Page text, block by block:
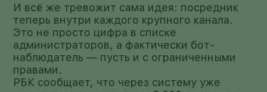
И всё же тревожит сама идея: посредник
теперь внутри каждого крупного канала.
Это не просто цифра в списке
администраторов, а фактически бот-
наблюдатель — пусть и с ограниченными
правами.
РБК сообщает, что через систему уже